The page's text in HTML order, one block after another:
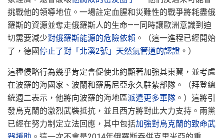
挑戰他的領導地位。一場註定血腥和災難性的戰爭將耗盡俄
羅斯的資源並奪走俄羅斯人的生命——同時讓歐洲意識到迫
切需要減少對俄羅斯能源的危險依賴 。（這一進程已經開始
了，德國停止了對「北溪2號」天然氣管道的認證 。）
這種侵略行為幾乎肯定會促使北約顯著加強其東翼，並考慮
在波羅的海國家、波蘭和羅馬尼亞永久駐紮部隊。（拜登總
統週二表示，他將向波羅的海地區派遣更多軍隊 。）這將引
發烏克蘭的激烈武裝抵抗，並且西方將對此大力支持。兩黨
已經在努力制定立法回應，其中包括加強對烏克蘭的致命武